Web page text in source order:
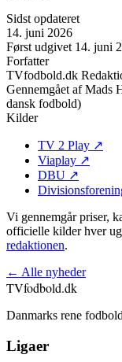
Sidst opdateret
14. juni 2026
Først udgivet 14. juni
Forfatter
TVfodbold.dk
Gennemgået afMads
dansk fodbold)
Kilder
TV 2 Play ↗
Viaplay ↗
DBU ↗
Vi gennemgår priser,
officielle kilder hver
redaktionen.
← Alle nyheder
TVfodbold.dk
Danmarks rene
Ligaer